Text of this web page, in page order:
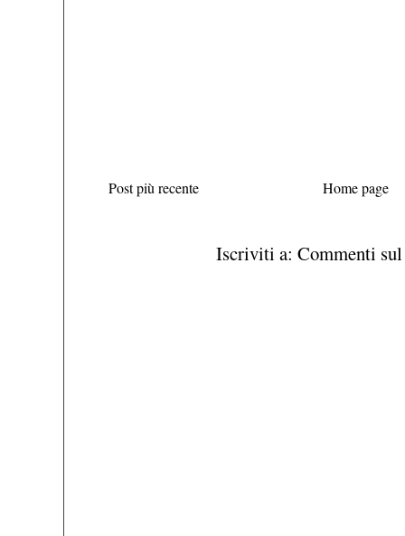
Post più recente Home page
Iscriviti a:Commenti